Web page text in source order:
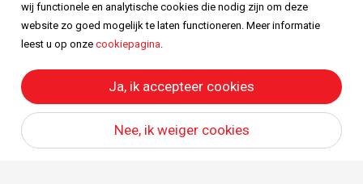
All right reserved © Vredo 2026.
Sitemap
wij functionele en analytische cookies die nodig zijn om deze
website zo goed mogelijk te laten functioneren. Meer informatie
leest u op onze cookiepagina.
Ja, ik accepteer cookies
Nee, ik weiger cookies